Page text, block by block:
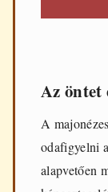
Az öntet
A
odafigyelni
alapvetően